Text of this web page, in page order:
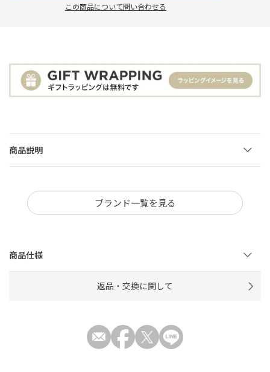
この商品について問い合わせる
商品説明
ブランド一覧を見る
商品仕様
返品・交換に関して